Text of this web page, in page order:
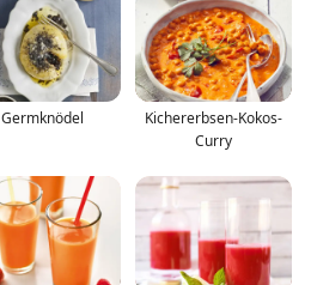
Germknödel
Kichererbsen-Kokos-
Curry